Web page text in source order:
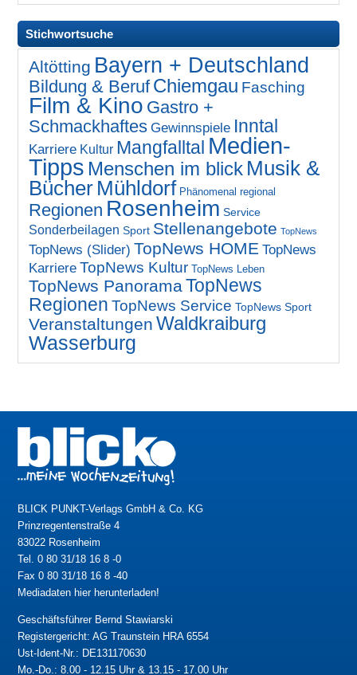
Stichwortsuche
Altötting Bayern + Deutschland
Bildung & Beruf Chiemgau Fasching
Film & Kino Gastro +
Schmackhaftes Gewinnspiele Inntal
Karriere Kultur Mangfalltal Medien-
Tipps Menschen im blick Musik &
Bücher Mühldorf Phänomenal regional
Regionen Rosenheim Service
Sonderbeilagen Sport Stellenangebote TopNews
TopNews (Slider) TopNews HOME TopNews
Karriere TopNews Kultur TopNews Leben
TopNews PanoramaTopNews
Regionen TopNews Service TopNews Sport
Veranstaltungen Waldkraiburg
Wasserburg
BLICK PUNKT-Verlags GmbH & Co. KG
Prinzregentenstraße 4
83022 Rosenheim
Tel. 0 80 31/18 16 8 -0
Fax 0 80 31/18 16 8 -40
Mediadaten hier herunterladen!
Geschäftsführer Bernd Stawiarski
Registergericht: AG Traunstein HRA 6554
Ust-Ident-Nr.: DE131170630
Mo.-Do.: 8.00 - 12.15 Uhr & 13.15 - 17.00 Uhr